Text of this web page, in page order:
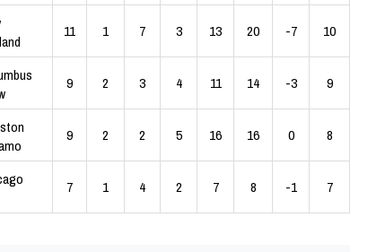
11 1 7 3 13 20 -7 10
9 2 3 4 11 14 -3 9
9 2 2 5 16 16 0 8
7 1 4 2 7 8 -1 7